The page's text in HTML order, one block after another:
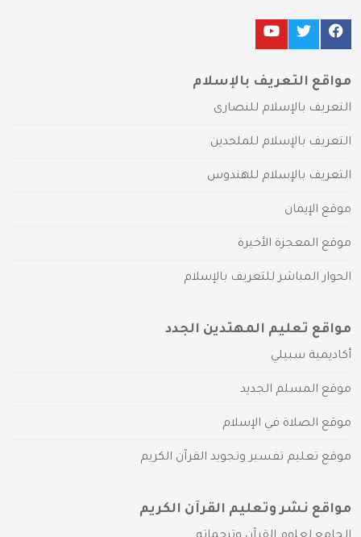
مواقع التعريف بالإسلام
التعريف بالإسلام للنصارى
التعريف بالإسلام للملحدين
التعريف بالإسلام للهندوس
موقع الإيمان
موقع المعجزة الأخيرة
الحوار المباشر للتعريف بالإسلام
مواقع تعليم المهتدين الجدد
أكاديمية سبيلي
موقع المسلم الجديد
موقع الصلاة في الإسلام
موقع تعليم تفسير وتجويد القرآن الكريم
مواقع نشر وتعليم القرآن الكريم